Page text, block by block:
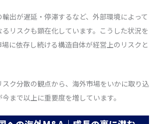
出が遅延・停滞するなど、外部環境によって
リスクも顕在化しています。こうした状況を
に依存し続ける構造自体が経営上のリスクと
ク分散の観点から、海外市場をいかに取り込
まで以上に重要度を増しています。